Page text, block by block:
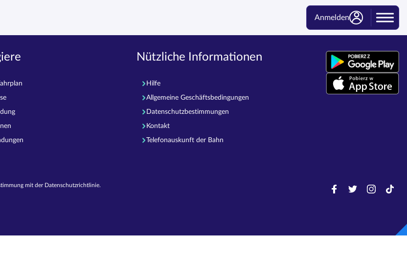
Anmelden
Nützliche Informationen
Hilfe
Allgemeine Geschäftsbedingungen
Datenschutzbestimmungen
Kontakt
Telefonauskunft der Bahn
mit der Datenschutzrichtlinie.